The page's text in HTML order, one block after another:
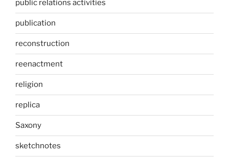
public relations activities
publication
reconstruction
reenactment
religion
replica
Saxony
sketchnotes